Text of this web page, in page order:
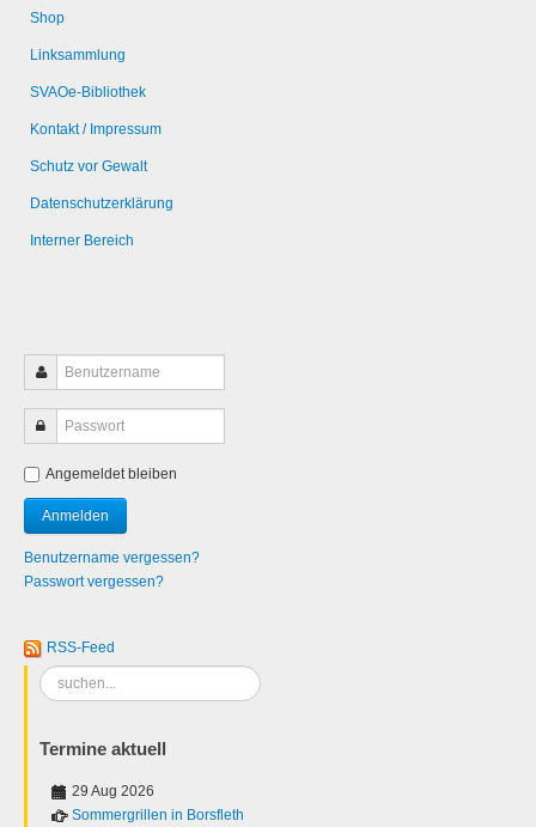
Shop
Linksammlung
SVAOe-Bibliothek
Kontakt / Impressum
Schutz vor Gewalt
Datenschutzerklärung
Interner Bereich
Angemeldet bleiben
Benutzername vergessen?
Passwort vergessen?
RSS-Feed
Suchen
...
Termine aktuell
29 Aug 2026
Sommergrillen in Borsfleth